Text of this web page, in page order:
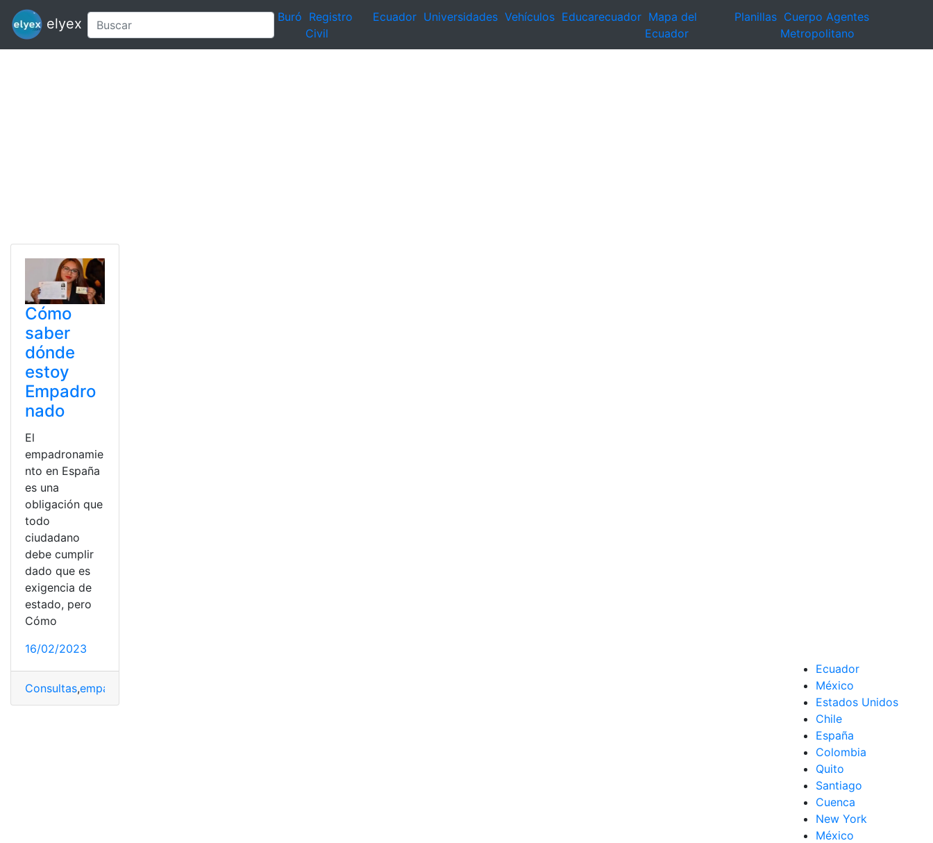
elyex Buró Registro
Civil
Ecuador Universidades Vehículos Educarecuador Mapa del
Ecuador
Planillas Cuerpo Agentes
Metropolitano
Cómo
saber
dónde
estoy
Empadro
nado
El
empadronamie
nto en España
es una
obligación que
todo
ciudadano
debe cumplir
dado que es
exigencia de
estado, pero
Cómo
16/02/2023
Consultas,empadronad
Ecuador
México
Estados Unidos
Chile
España
Colombia
Quito
Santiago
Cuenca
New York
México